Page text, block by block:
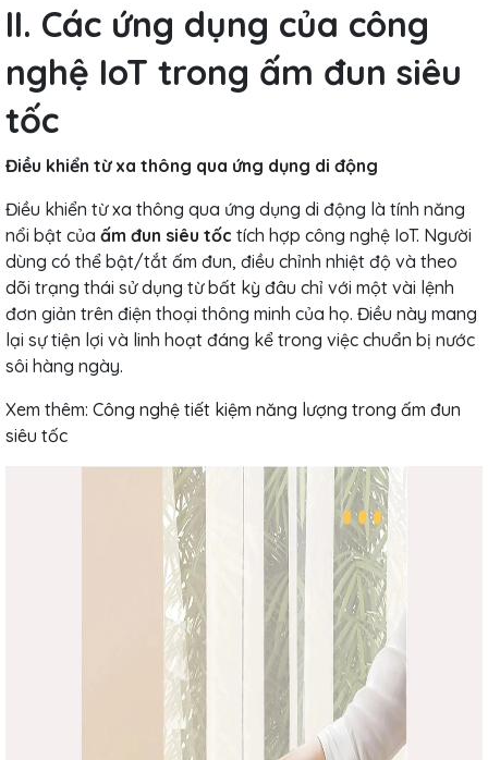
II. Các ứng dụng của công
nghệ IoT trong ấm đun siêu
tốc
Điều khiển từ xa thông qua ứng dụng di động
Điều khiển từ xa thông qua ứng dụng di động là tính năng
nổi bật của ấm đun siêu tốc tích hợp công nghệ IoT. Người
dùng có thể bật/tắt ấm đun, điều chỉnh nhiệt độ và theo
dõi trạng thái sử dụng từ bất kỳ đâu chỉ với một vài lệnh
đơn giản trên điện thoại thông minh của họ. Điều này mang
lại sự tiện lợi và linh hoạt đáng kể trong việc chuẩn bị nước
sôi hàng ngày.
Xem thêm: Công nghệ tiết kiệm năng lượng trong ấm đun
siêu tốc